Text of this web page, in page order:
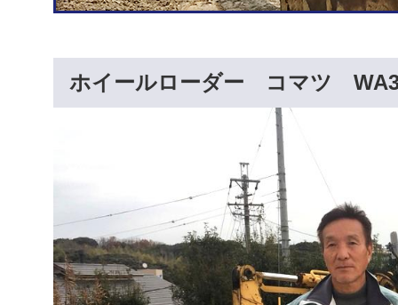
ホイールローダー コマツ